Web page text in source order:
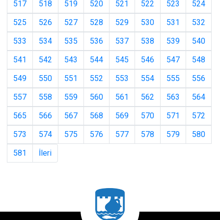
517 518 519 520 521 522 523
524
525
526 527 528 529 530 531
532
533
534 535 536 537 538 539
540
541
542 543 544 545 546 547
548
549
550 551 552 553 554 555
556
557
558 559 560 561 562 563
564
565
566 567 568 569 570 571
572
573
574 575 576 577 578 579
580
581
İleri